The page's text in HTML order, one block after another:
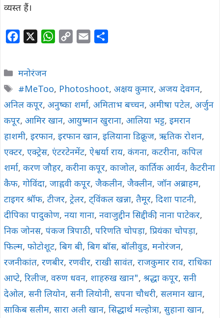
व्यस्त हैं।
e
b
o
o
k
W
s
A
p
p
L
i
n
k
l
e
Categories
मनोरंजन
Tags
#MeToo, Photoshoot, अक्षय कुमार, अजय देवगन,
अनिल कपूर, अनुष्का शर्मा, अमिताभ बच्चन, अमीषा पटेल, अर्जुन
कपूर, आमिर खान, आयुष्मान खुराना, आलिया भट्ट, इमरान
हाशमी, इरफान, इरफान खान, इलियाना डिक्रूज, ऋतिक रोशन,
एक्टर, एक्ट्रेस, एंटरटेनमेंट, ऐश्वर्या राय, कंगना, कटरीना, कपिल
शर्मा, करण जौहर, करीना कपूर, काजोल, कार्तिक आर्यन, कैटरीना
कैफ, गोविंदा, जाह्नवी कपूर, जैकलीन, जैक्लीन, जॉन अब्राहम,
टाइगर श्रॉफ, टीजर, ट्रेलर, ट्विंकल खन्ना, तैमूर, दिशा पाटनी,
दीपिका पादुकोण, नया गाना, नवाजुद्दीन सिद्दीकी, नाना पाटेकर,
निक जोनस, पंकज त्रिपाठी, परिणति चोपड़ा, प्रियंका चोपड़ा,
फिल्म, फोटोशूट, बिग बी, बिग बॉस, बॉलीवुड, मनोरंजन,
रजनीकांत, रणबीर, रणवीर, राखी सावंत, राजकुमार राव, राधिका
आप्टे, रिलीज, वरुण धवन, शाहरुख खान", श्रद्धा कपूर, सनी
देओल, सनी लियोन, सनी लियोनी, सपना चौधरी, सलमान खान,
साकिब सलीम, सारा अली खान, सिद्धार्थ मल्होत्रा, सुहाना खान,